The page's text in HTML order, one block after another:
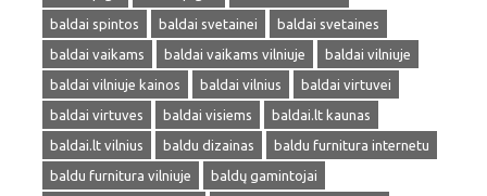
baldai spintos
baldai svetainei
baldai svetaines
baldai vaikams
baldai vaikams vilniuje
baldai vilniuje
baldai vilniuje kainos
baldai vilnius
baldai virtuvei
baldai virtuves
baldai visiems
baldai.lt kaunas
baldai.lt vilnius
baldu dizainas
baldu furnitura internetu
baldu furnitura vilniuje
baldų gamintojai